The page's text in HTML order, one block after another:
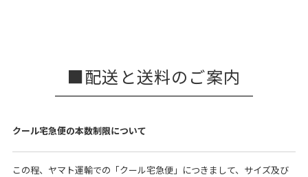
配送と送料のご案内
クール宅急便の本数制限について
この程、ヤマト運輸での「クール宅急便」につきまして、サイズ及び